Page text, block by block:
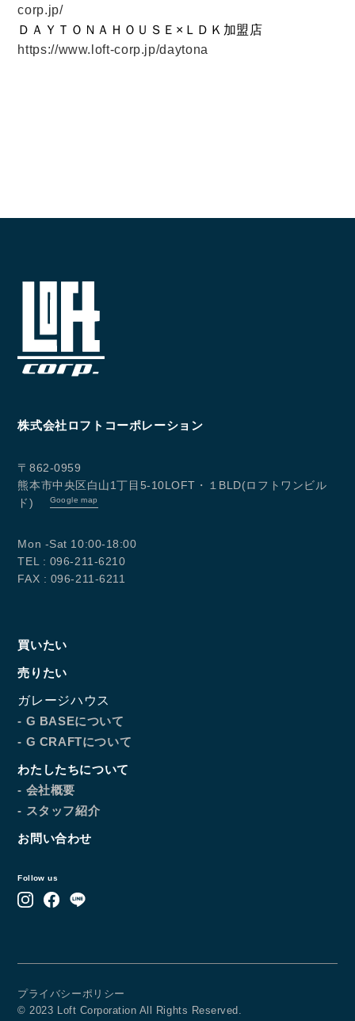
corp.jp/
ＤＡＹＴＯＮＡＨＯＵＳＥ×ＬＤＫ加盟店
https://www.loft-corp.jp/daytona
株式会社ロフトコーポレーション
〒862-0959
熊本市中央区白山1丁目5-10LOFT・１BLD(ロフトワンビル
ド)
Google map
Mon -Sat 10:00-18:00
TEL : 096-211-6210
FAX : 096-211-6211
買いたい
売りたい
ガレージハウス
- G BASEについて
- G CRAFTについて
わたしたちについて
- 会社概要
- スタッフ紹介
お問い合わせ
Follow us
プライバシーポリシー
© 2023 Loft Corporation All Rights Reserved.